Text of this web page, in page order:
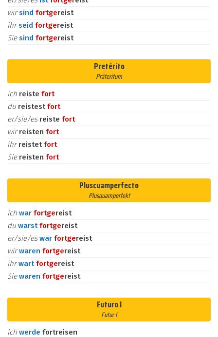
wirsind fortgereist
ihrseid fortgereist
Siesind fortgereist
Pretérito
Präteritum
ich reiste fort
du reistestfort
er/sie/es reiste fort
wirreisten fort
ihrreistetfort
Sie reisten fort
Pluscuamperfecto
Plusquamperfekt
ich war fortgereist
du warstfortgereist
er/sie/eswar fortgereist
wirwaren fortgereist
ihrwartfortgereist
Siewaren fortgereist
Futuro I
Futur I
ich werde fortreisen